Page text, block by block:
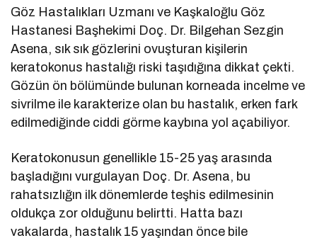
Göz Hastalıkları Uzmanı ve Kaşkaloğlu Göz
Hastanesi Başhekimi Doç. Dr. Bilgehan Sezgin
Asena, sık sık gözlerini ovuşturan kişilerin
keratokonus hastalığı riski taşıdığına dikkat çekti.
Gözün ön bölümünde bulunan korneada incelme ve
sivrilme ile karakterize olan bu hastalık, erken fark
edilmediğinde ciddi görme kaybına yol açabiliyor.
Keratokonusun genellikle 15-25 yaş arasında
başladığını vurgulayan Doç. Dr. Asena, bu
rahatsızlığın ilk dönemlerde teşhis edilmesinin
oldukça zor olduğunu belirtti. Hatta bazı
vakalarda, hastalık 15 yaşından önce bile